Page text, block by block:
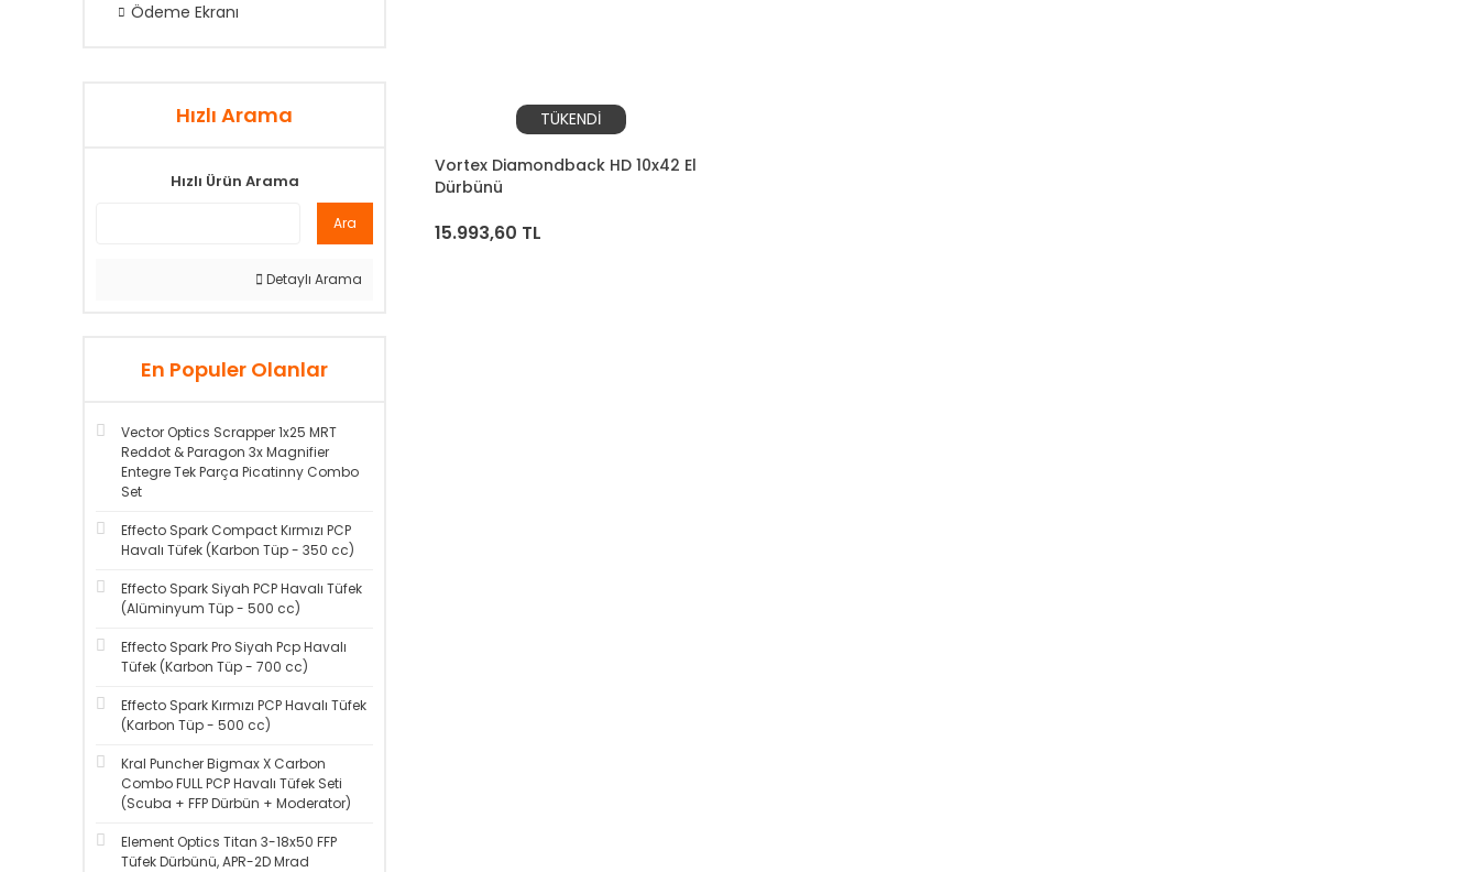
Ödeme Ekranı
Hızlı Arama
Hızlı Ürün Arama
Ara
Detaylı Arama
En Populer Olanlar
Vector Optics Scrapper 1x25 MRT
Reddot & Paragon 3x Magnifier
Entegre Tek Parça Picatinny Combo
Set
Effecto Spark Compact Kırmızı PCP
Havalı Tüfek (Karbon Tüp - 350 cc)
Effecto Spark Siyah PCP Havalı Tüfek
(Alüminyum Tüp - 500 cc)
Effecto Spark Pro Siyah Pcp Havalı
Tüfek (Karbon Tüp - 700 cc)
Effecto Spark Kırmızı PCP Havalı Tüfek
(Karbon Tüp - 500 cc)
Kral Puncher Bigmax X Carbon
Combo FULL PCP Havalı Tüfek Seti
(Scuba + FFP Dürbün + Moderator)
Element Optics Titan 3-18x50 FFP
Tüfek Dürbünü, APR-2D Mrad
TÜKENDİ
Vortex Diamondback HD 10x42 El
Dürbünü
15.993,60 TL